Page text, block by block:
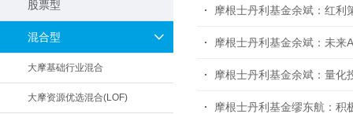
股票型
混合型
大摩基础行业混合
大摩资源优选混合(LOF)
摩根士丹利基金余斌：红利
摩根士丹利基金余斌：未来
摩根士丹利基金余斌：量化
摩根士丹利基金缪东航：积